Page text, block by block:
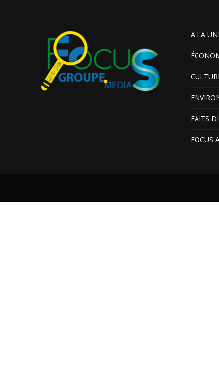
A LA
FAITS
FOCUS